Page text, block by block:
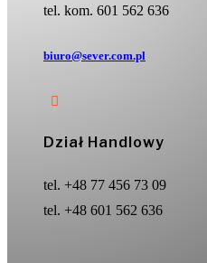
tel. kom. 601 562 636
biuro@sever.com.pl

Dział Handlowy
tel. +48 77 456 73 09
tel. +48 601 562 636